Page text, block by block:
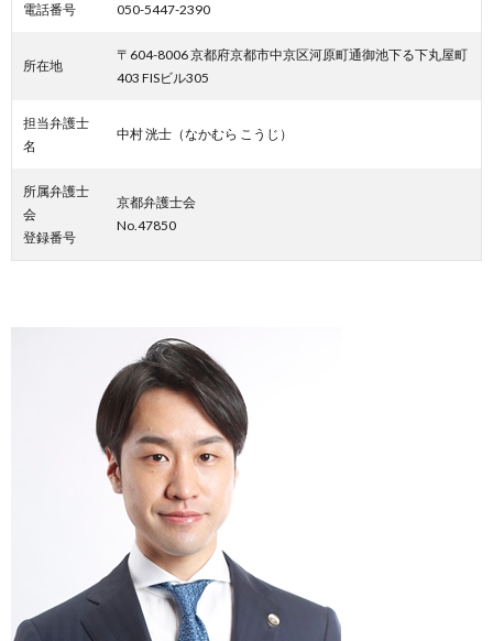
電話番号 050-5447-2390
所在地
〒604-8006 京都府京都市中京区河原町通御池下る下丸屋町
403 FISビル305
担当弁護士
名
中村 洸士（なかむら こうじ）
所属弁護士
会
登録番号
京都弁護士会
No.47850